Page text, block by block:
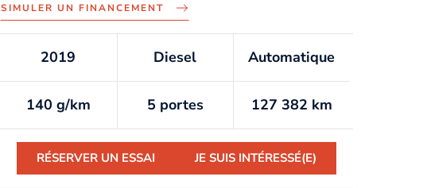
SIMULER UN FINANCEMENT
2019 Diesel Automatique
140 g/km 5 portes 127 382 km
RÉSERVER UN ESSAI JE SUIS INTÉRESSÉ(E)